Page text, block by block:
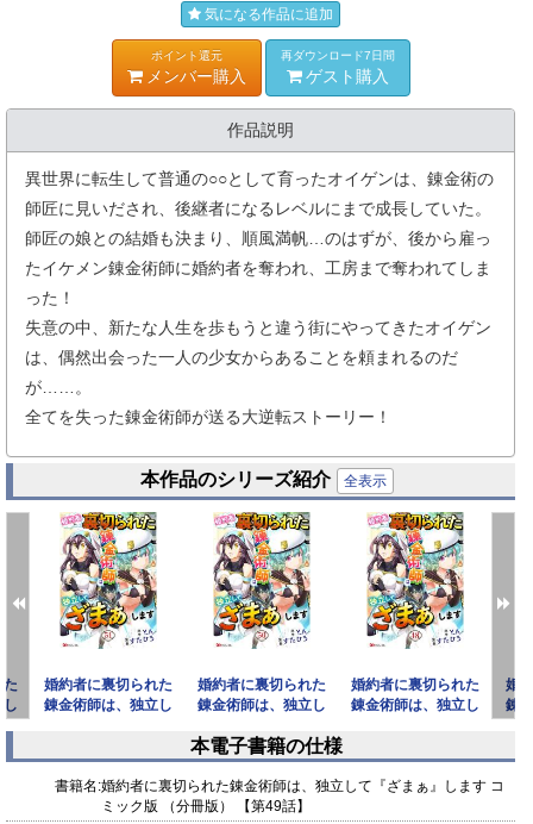
気になる作品に追加
ポイント還元
メンバー購入
再ダウンロード7日間
ゲスト購入
作品説明
異世界に転生して普通の○○として育ったオイゲンは、錬金術の
師匠に見いだされ、後継者になるレベルにまで成長していた。
師匠の娘との結婚も決まり、順風満帆…のはずが、後から雇っ
たイケメン錬金術師に婚約者を奪われ、工房まで奪われてしま
った！
失意の中、新たな人生を歩もうと違う街にやってきたオイゲン
は、偶然出会った一人の少女からあることを頼まれるのだ
が……。
全てを失った錬金術師が送る大逆転ストーリー！
本作品のシリーズ紹介 全表示
た
し
婚約者に裏切られた
錬金術師は、独立し
婚約者に裏切られた
錬金術師は、独立し
コミ
婚約者に裏切られた
錬金術師は、独立し
婚
錬
prev next
本電子書籍の仕様
書籍名:婚約者に裏切られた錬金術師は、独立して『ざまぁ』します コ
ミック版 （分冊版） 【第49話】